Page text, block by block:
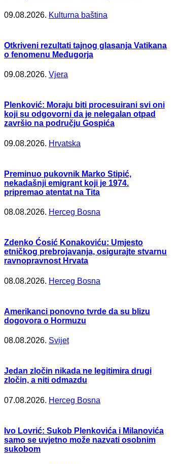
09.08.2026. Kulturna baština
Otkriveni rezultati tajnog glasanja Vatikana
o fenomenu Međugorja
09.08.2026. Vjera
Plenković: Moraju biti procesuirani svi oni
koji su odgovorni da je nelegalan otpad
završio na području Gospića
09.08.2026. Hrvatska
Preminuo pukovnik Marko Stipić,
nekadašnji emigrant koji je 1974.
pripremao atentat na Tita
08.08.2026. Herceg Bosna
Zdenko Ćosić Konakoviću: Umjesto
etničkog prebrojavanja, osigurajte stvarnu
ravnopravnost Hrvata
08.08.2026. Herceg Bosna
Amerikanci ponovno tvrde da su blizu
dogovora o Hormuzu
08.08.2026. Svijet
Jedan zločin nikada ne legitimira drugi
zločin, a niti odmazdu
07.08.2026. Herceg Bosna
Ivo Lovrić: Sukob Plenkovića i Milanovića
samo se uvjetno može nazvati osobnim
sukobom